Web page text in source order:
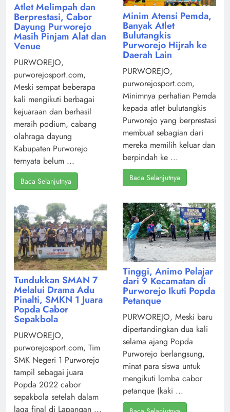
Atlet Melimpah dan
Berprestasi, Cabor
Dayung Purworejo
Masih Pinjam Alat dan
Venue
PURWOREJO,
purworejosport.com,
Meski sempat beberapa
kali mengikuti berbagai
kejuaraan dan berhasil
meraih podium, cabang
olahraga dayung
Kabupaten Purworejo
ternyata belum ...
Baca Selanjutnya
Minim Atensi Pemda,
Banyak Atlet
Bulutangkis
Purworejo Hijrah ke
Daerah Lain
PURWOREJO,
purworejosport.com,
Minimnya perhatian Pemda
kepada atlet bulutangkis
Purworejo yang berprestasi
membuat sebagian dari
mereka memilih keluar dan
berpindah ke ...
Baca Selanjutnya
Tundukkan SMAN 7
Melalui Drama Adu
Pinalti, SMKN 1 Juara
Popda Cabor
Sepakbola
PURWOREJO,
purworejosport.com, Tim
SMK Negeri 1 Purworejo
tampil sebagai juara
Popda 2022 cabor
sepakbola setelah dalam
laga final di Lapangan ...
Tinggi, Animo Pelajar
dari 9 Kecamatan di
Purworejo Ikuti Popda
Petanque
PURWOREJO, Meski baru
dipertandingkan dua kali
selama ajang Popda
Purworejo berlangsung,
minat para siswa untuk
mengikuti lomba cabor
petanque (kaki ...